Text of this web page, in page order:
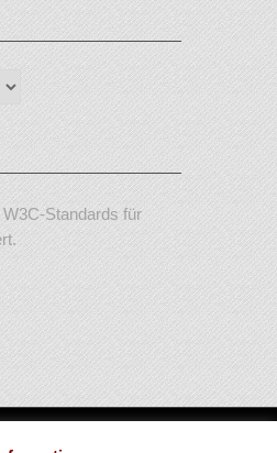
Standards für